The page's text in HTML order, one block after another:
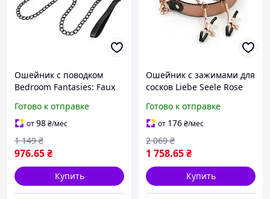
Ошейник с поводком
Bedroom Fantasies: Faux
sexstyle
Готово к отправке
от98₴/мес
976.65₴
1 149 ₴
Купить
Ошейник с зажимами для
сосков Liebe Seele Rose
Nipple Clamps, кожа
sexstyle
Готово к отправке
от 176₴/мес
1 758.65₴
2 069 ₴
Купить